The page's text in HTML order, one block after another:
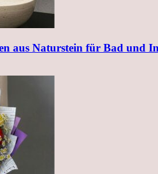
aus Naturstein für Bad und